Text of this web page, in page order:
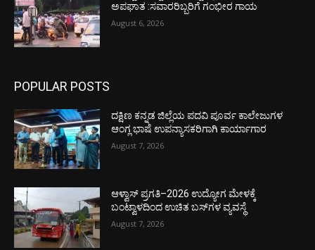
ಅಪಘಾತ :ಸವಾರರಿಬ್ಬರಿಗೆ ಗಂಭೀರ ಗಾಯ
August 6, 2026
POPULAR POSTS
ದಕ್ಷಿಣ ಕನ್ನಡ ಜಿಲ್ಲೆಯ ಪದವಿ ಪೂರ್ವ ಕಾಲೇಜುಗಳ
ಆಂಗ್ಲ ಭಾಷೆ ಉಪನ್ಯಾಸಕರಿಗಾಗಿ ಕಾರ್ಯಾಗಾರ
August 7, 2026
ಆಳ್ವಾಸ್ ಪ್ರಗತಿ–2026 ಉದ್ಯೋಗ ಮೇಳಕ್ಕೆ
ಬಂಟ್ವಾಳದಿಂದ ಉಚಿತ ಬಸ್‌ಗಳ ವ್ಯವಸ್ಥೆ
August 7, 2026